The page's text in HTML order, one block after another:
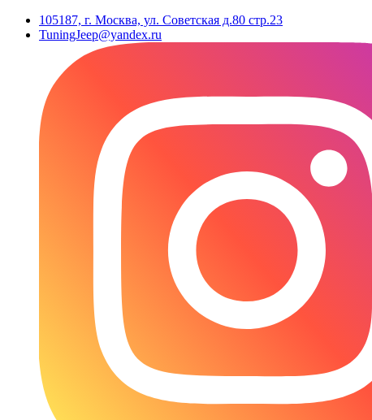
105187, г. Москва, ул. Советская д.80 стр.23
TuningJeep@yandex.ru